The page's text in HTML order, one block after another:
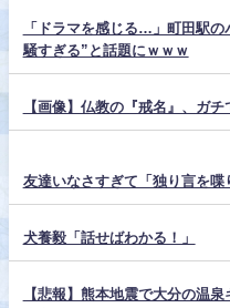
「ドラマを感じる…」町田駅
騒すぎる”と話題にｗｗｗ
【画像】仏教の『戒名』、ガ
友達いなさすぎて「独り言を
犬養毅「話せばわかる！」
【悲報】熊本地震で大分の温